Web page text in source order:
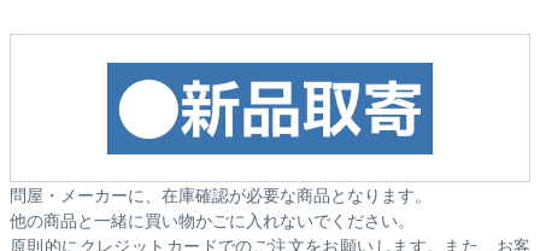
問屋・メーカーに、在庫確認が必要な商品となります。
他の商品と一緒に買い物かごに入れないでください。
原則的にクレジットカードでのご注文をお願いします。また、お客